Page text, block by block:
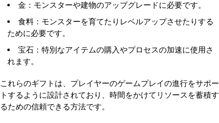
金：モンスターや建物のアップグレードに必要です。
食料：モンスターを育てたりレベルアップさせたりする
ために必要です。
宝石：特別なアイテムの購入やプロセスの加速に使用さ
れます。
これらのギフトは、プレイヤーのゲームプレイの進行をサポー
トするように設計されており、時間をかけてリソースを蓄積す
るための信頼できる方法です。